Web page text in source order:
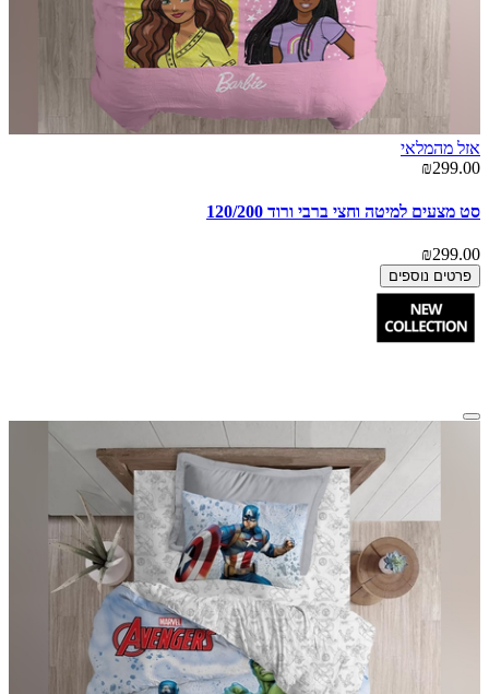
אזל מהמלאי
₪299.00
סט מצעים למיטה וחצי ברבי ורוד 120/200
₪299.00
פרטים נוספים